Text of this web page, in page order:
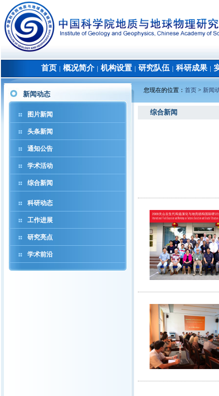
首页 概况简介│ 机构设置 研究队伍 科研成果│
新闻动态
图片新闻
头条新闻
通知公告
学术活动
综合新闻
科研动态
工作进展
研究亮点
学术前沿
您现在的位置： 首页 > 新闻
综合新闻